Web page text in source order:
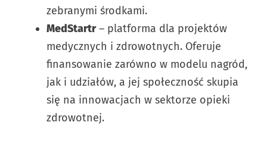
zebranymi środkami.
MedStartr– platforma dla projektów
medycznych i zdrowotnych. Oferuje
finansowanie zarówno w modelu nagród,
jak i udziałów, a jej społeczność skupia
się na innowacjach w sektorze opieki
zdrowotnej.